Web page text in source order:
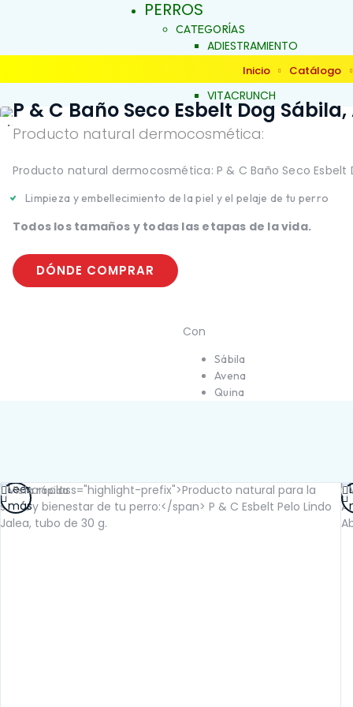
PERROS
CATEGORÍAS
ADIESTRAMIENTO
SALUD Y BIENESTAR
VITACRUNCH
JALEAS
JABONES NATURALES
ALERGIAS
ARTICULACIONES Y
CONDUCTA Y
SALUD RENAL
Inicio Catálogo
Producto natural dermocosmética:
P & C Baño Seco Esbelt Dog
Producto natural dermocosmética: P & C Baño Seco Esbelt
Limpieza y embellecimiento de la piel y el pelaje de tu perro
Todos los tamaños y todas las etapas de la vida.
DÓNDE COMPRAR
Con
Sábila
Avena
Quina
Vista rápida
Leer
más